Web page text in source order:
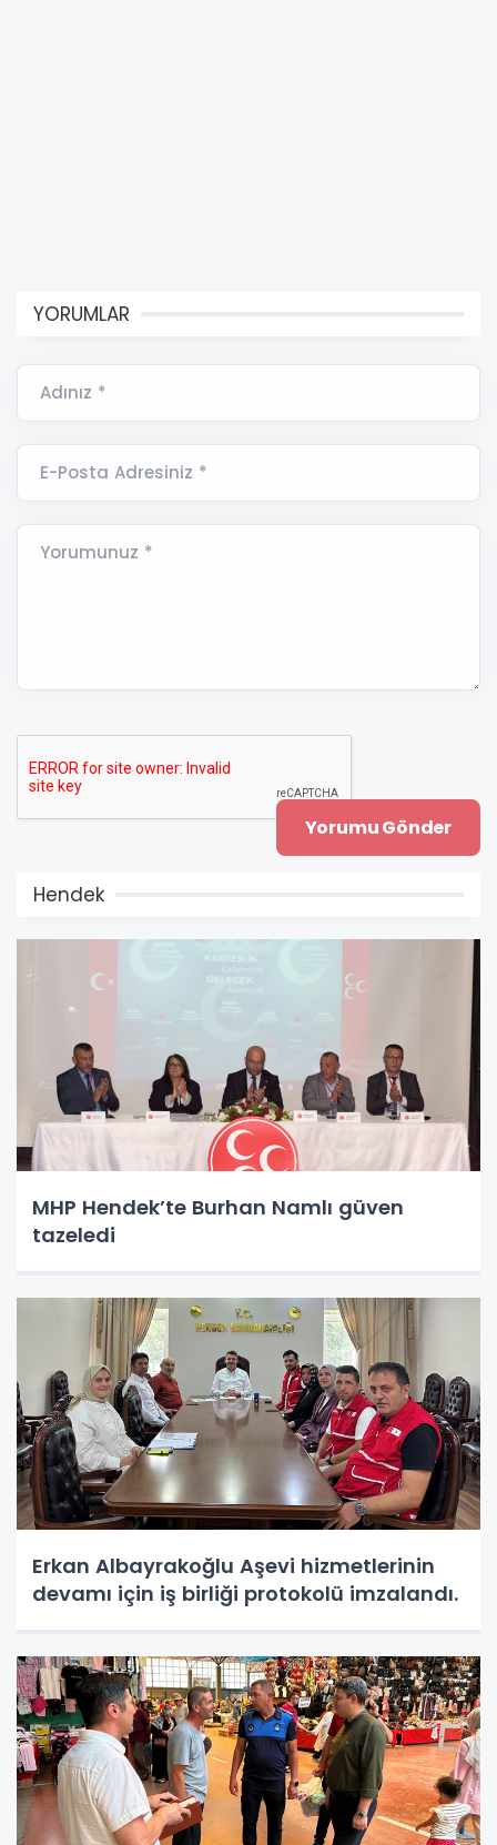
YORUMLAR
Adınız *
E-Posta Adresiniz *
Yorumunuz *
Hendek
MHP Hendek’te Burhan Namlı güven
tazeledi
Erkan Albayrakoğlu Aşevi hizmetlerinin
devamı için iş birliği protokolü imzalandı.